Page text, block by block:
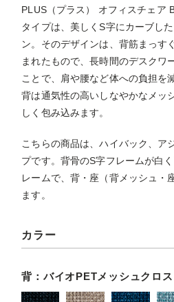
PLUS（プラス） オフィスチェア
タイプは、美しくS字にカーブし
ン。そのデザインは、背筋まっす
まれたもので、長時間のデスクワ
ことで、肩や腰など体への負担を
背は通気性の高いしなやかなメッ
しく包み込みます。
こちらの商品は、ハイバック、ア
プです。背骨のS字フレームが白
レームで、背・座（背メッシュ・
ます。
カラー
背：バイオPETメッシュクロス